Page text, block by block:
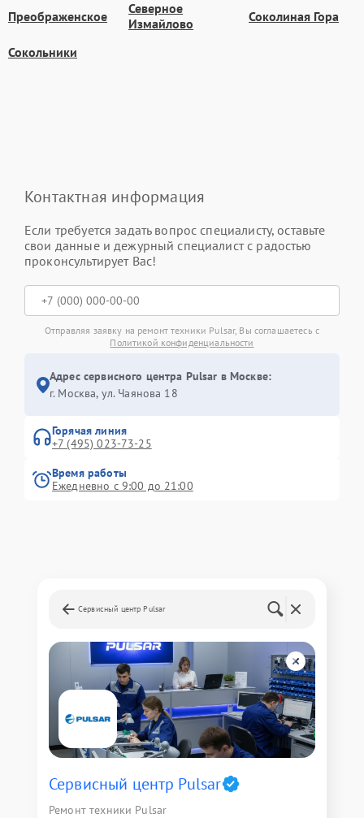
Преображенское
Северное
Измайлово
Соколиная Гора
Сокольники
Контактная информация
Если требуется задать вопрос специалисту, оставьте
свои данные и дежурный специалист с радостью
проконсультирует Вас!
Отправляя заявку на ремонт техники Pulsar, Вы соглашаетесь с
Политикой конфиденциальности
Адрес сервисного центра Pulsar в Москве:
г. Москва, ул. Чаянова 18
Горячая линия
+7 (495) 023-73-25
Время работы
Ежедневно с 9:00 до 21:00
Сервисный центр Pulsar
Сервисный центр Pulsar
Ремонт техники Pulsar